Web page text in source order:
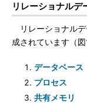
リレーショナルデ
リレーショナルデ
成されています（図
データベース
プロセス
共有メモリ